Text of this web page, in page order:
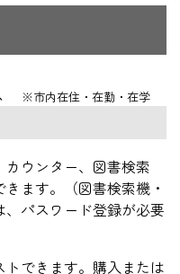
※市内在住・在勤・在学
ウンター、図書検索
ます。（図書検索機・
パスワード登録が必要
できます。購入または